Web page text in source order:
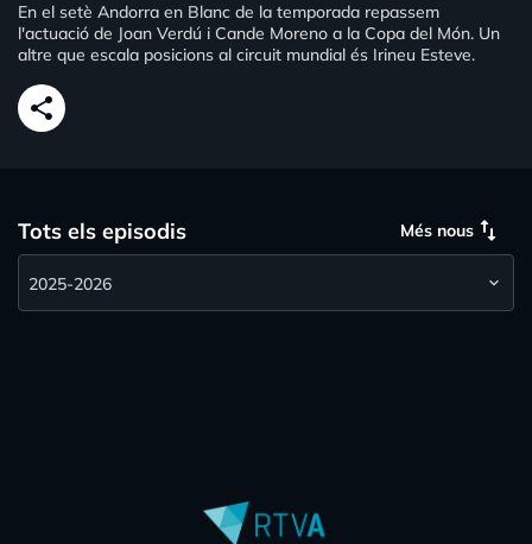
En el setè Andorra en Blanc de la temporada repassem
l'actuació de Joan Verdú i Cande Moreno a la Copa del Món. Un
altre que escala posicions al circuit mundial és Irineu Esteve.
share
Tots els episodis Més nous swap_vert